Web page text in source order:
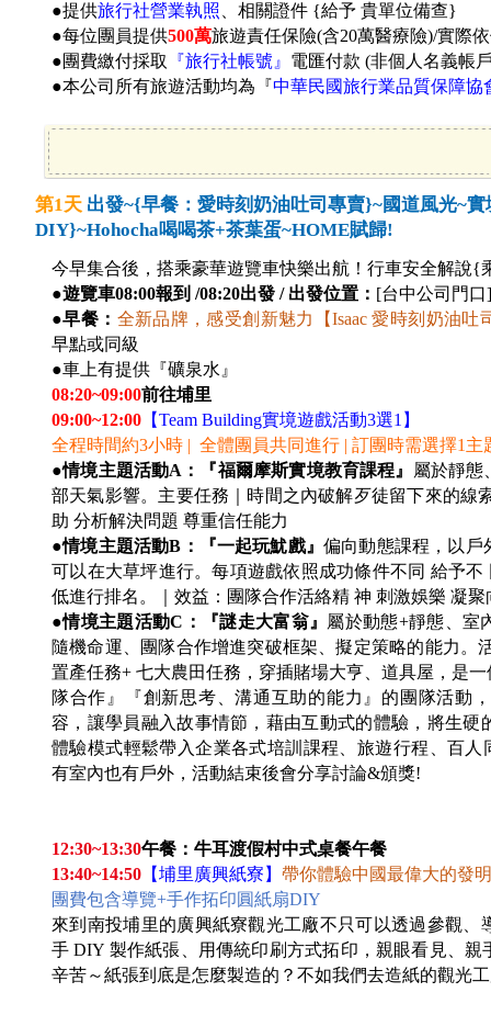
●提供旅行社營業執照 、相關證件 {給予 貴單位備查}
●每位團員提供500萬旅遊責任保險(含20萬醫療險)/實際
●團費繳付採取
『旅行社帳號』 電匯付款 (非個人名義帳
●本公司所有旅遊活動均為『中華民國旅行業品質保障協
第1天 出發~{早餐：愛時刻奶油吐司專賣}~國道風光~
DIY}~Hohocha喝喝茶+茶葉蛋~HOME賦歸!
今早集合後，搭乘豪華遊覽車快樂出航！行車安全解說{
●遊覽車08:00報到 /08:20出發 / 出發位置： [台中公司門
●早餐： 全新品牌，感受創新魅力【Isaac 愛時刻奶油吐
早點或同級
●車上有提供『礦泉水』
08:20~09:00前往埔里
09:00~12:00 【Team Building實境遊戲活動3選1】
全程時間約3小時 | 全體團員共同進行 | 訂團時需選擇1
●情境主題活動A：『福爾摩斯實境教育課程』
屬於靜態
部天氣影響。主要任務｜時間之內破解歹徒留下來的線
助 分析解決問題 尊重信任能力
●情境主題活動B：『一起玩魷戲』偏向動態課程，以戶
可以在大草坪進行。每項遊戲依照成功條件不同 給予
低進行排名。｜效益：團隊合作活絡精 神 刺激娛樂 凝
●情境主題活動C：『謎走大富翁』 屬於動態+靜態、室
隨機命運、團隊合作增進突破框架、擬定策略的能力。
置產任務+ 七大農田任務，穿插賭場大亨、道具屋，是
隊合作』『創新思考、溝通互助的能力』的團隊活動
容，讓學員融入故事情節，藉由互動式的體驗，將生
體驗模式輕鬆帶入企業各式培訓課程、旅遊行程、百人
有室內也有戶外，活動結束後會分享討論&頒獎!
12:30~13:30午餐：牛耳渡假村中式桌餐午餐
13:40~14:50 【埔里廣興紙寮】 帶你體驗中國最偉大的發
團費包含導覽+手作拓印圓紙扇DIY
來到南投埔里的廣興紙寮觀光工廠不只可以透過參觀
手 DIY 製作紙張、用傳統印刷方式拓印，親眼看見、
辛苦～紙張到底是怎麼製造的？不如我們去造紙的觀光